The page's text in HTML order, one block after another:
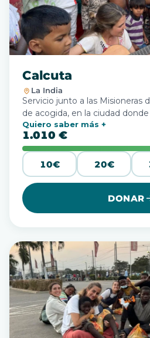
Calcuta
La India
Servicio junto a las Misioneras
de acogida, en la ciudad
Quiero saber más
1.010 €
10€ 20€
DONAR